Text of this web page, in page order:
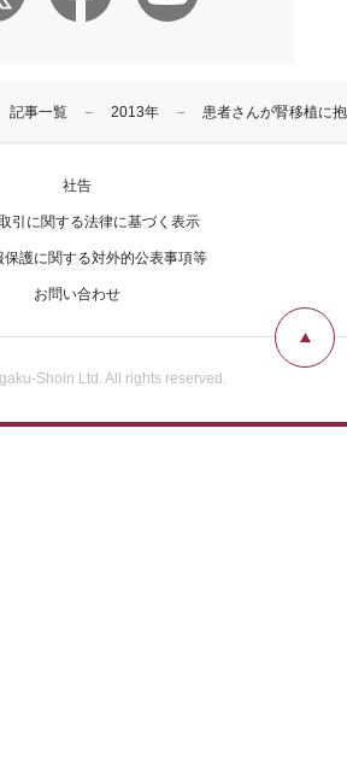
記事一覧 2013年 患者さんが腎移植に
社告
引に関する法律に基づく表示
保護に関する対外的公表事項等
お問い合わせ
Shoin Ltd. All rights reserved.